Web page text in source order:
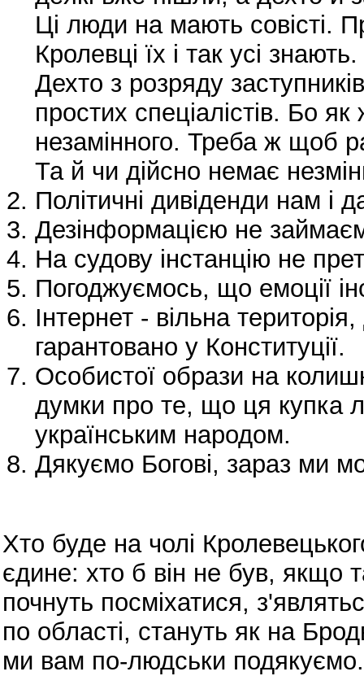
Ці люди на мають совісті.
Кролевці їх і так усі знають.
Дехто з розряду
простих спеціалістів. Бо
незамінного. Треба ж щоб
Та й чи дійсно немає
Політичні дивіденди нам і
Дезінформацією не
На судову інстанцію не
Погоджуємось, що емоції
Інтернет - вільна
гарантовано у Конституції.
Особистої образи на
думки про те, що ця купка
українським народом.
Дякуємо Богові, зараз ми
Хто буде на чолі
єдине: хто б він не був, якщо
почнуть посміхатися,
по області, стануть як на
ми вам по-людськи